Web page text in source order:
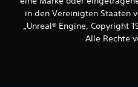
in den Vereinigten Staaten
„Unreal® Engine, Copyright
Alle Rechte